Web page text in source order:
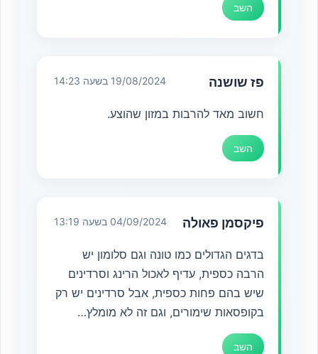
השב
פז שושנה 19/08/2024 בשעה 14:23
חשוב מאד להרבות במזון שהוצע.
השב
פיקסמן פאולה 04/09/2024 בשעה 13:19
בדגים הגדולים כמו טונה וגם סלומון יש
הרבה כספית, עדיף לאכול הרינג וסרדינים
שיש בהם פחות כספית, אבל סרדינים יש רק
בקופסאות שימורים, וגם זה לא מומלץ…
השב